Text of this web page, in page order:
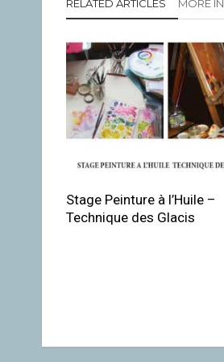
RELATED ARTICLES MORE IN
Stage Peinture à l’Huile –
Technique des Glacis